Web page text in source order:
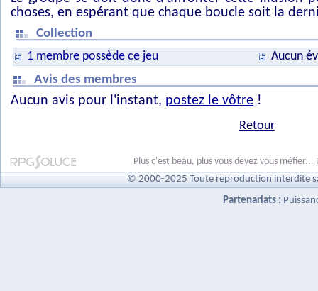
choses, en espérant que chaque boucle soit la
Collection
1 membre possède ce jeu
Aucun
Avis des membres
Aucun avis pour l'instant, postez le vôtre !
Retour
Plus c'est beau, plus vous devez vous
© 2000-2025 Toute reproduction interdite
Partenariats :